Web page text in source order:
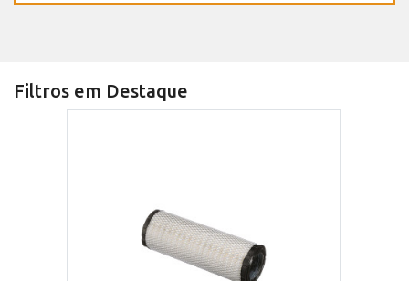
Filtros em Destaque